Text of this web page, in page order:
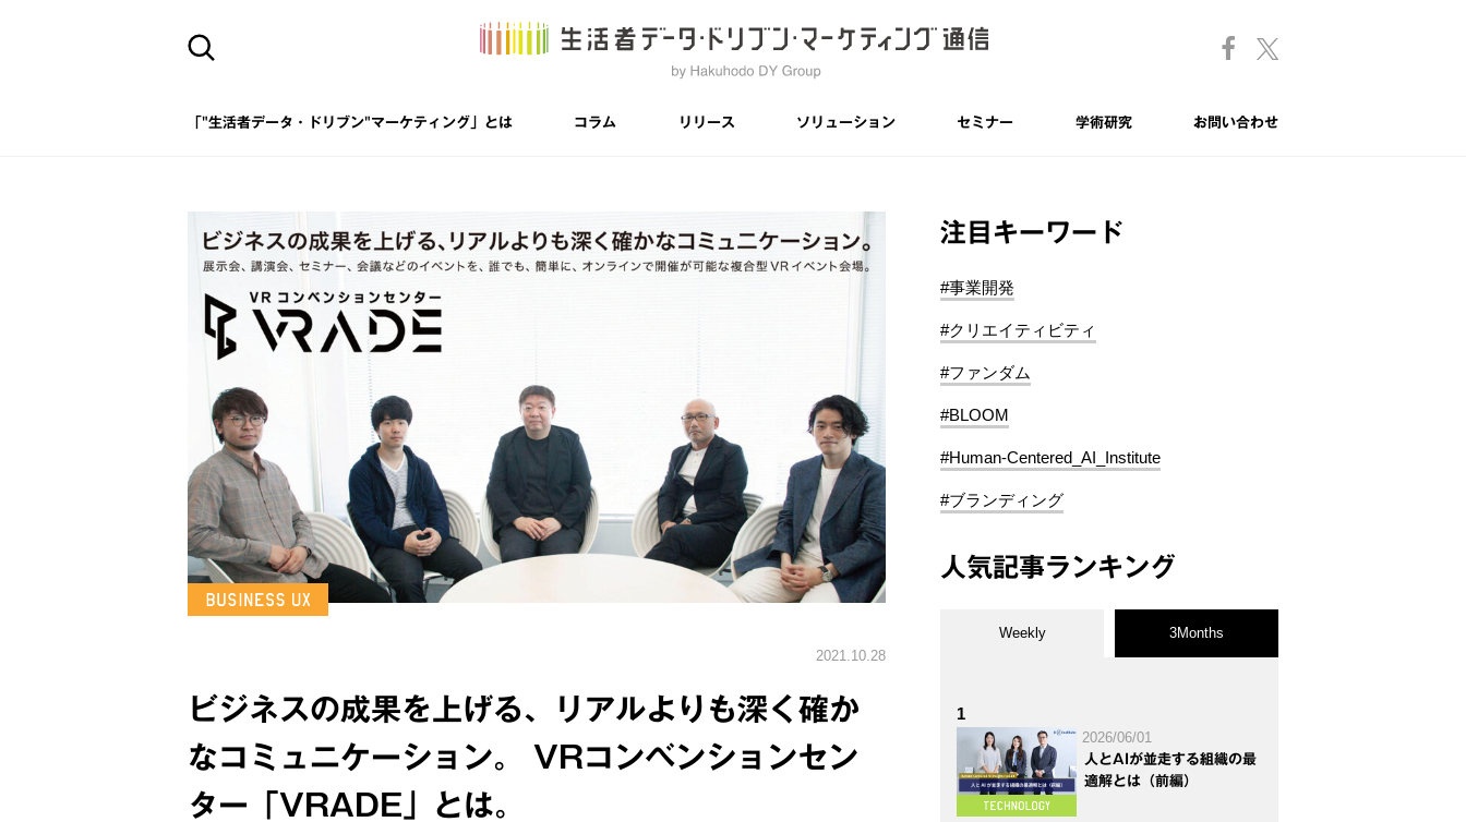
「"生活者データ・ドリブン"マーケティング」とは コラム リリース ソリューション セミナー 学術研究 お問い合わせ
2021.10.28
ビジネスの成果を上げる、リアルよりも深く確か
なコミュニケーション。 VRコンベンションセン
ター「VRADE」とは。
注目キーワード
#事業開発
#クリエイティビティ
#ファンダム
#BLOOM
#Human-Centered_AI_Institute
#ブランディング
人気記事ランキング
Weekly 3Months
1
2026/06/01
人とAIが並走する組織の最
適解とは（前編）